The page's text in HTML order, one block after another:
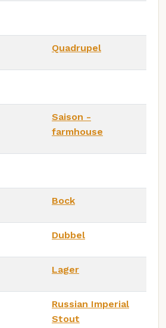
Quadrupel
Saison -
farmhouse
Bock
Dubbel
Lager
Russian Imperial
Stout